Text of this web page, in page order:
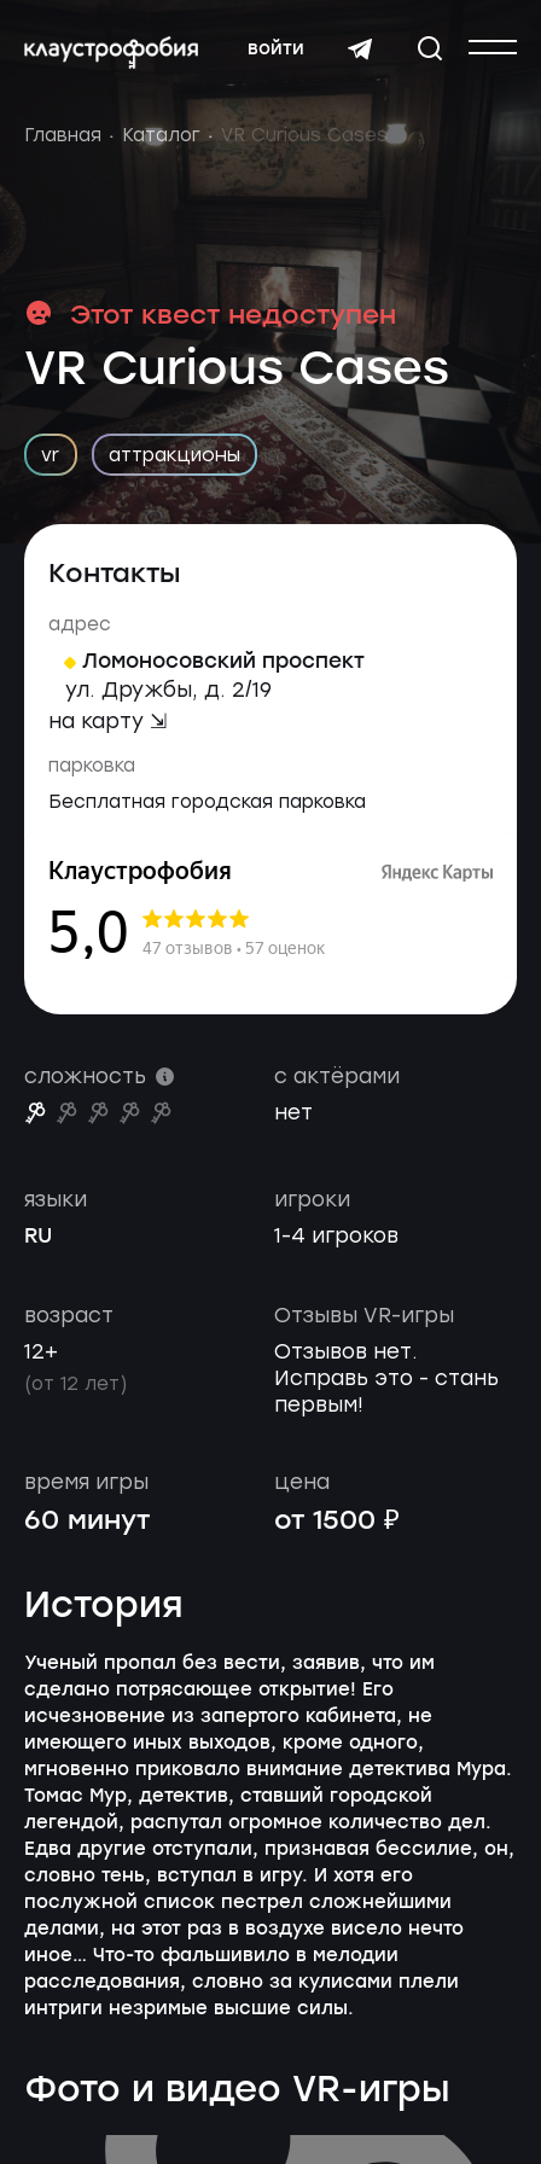
войти
Главная Каталог VR Curious Cases
Этот квест недоступен
VR Curious Cases
vr аттракционы
Контакты
адрес
Ломоносовский проспект
ул. Дружбы, д. 2/19
на карту ⇲
парковка
Бесплатная городская парковка
сложность
с актёрами
нет
игроки
1-4 игроков
языки
RU
возраст
12+
(от 12 лет)
Отзывы VR-игры
Отзывов нет.
Исправь это - стань
первым!
время игры
60 минут
цена
от 1500 ₽
История
Ученый пропал без вести, заявив, что им
сделано потрясающее открытие! Его
исчезновение из запертого кабинета, не
имеющего иных выходов, кроме одного,
мгновенно приковало внимание детектива Мура.
Томас Мур, детектив, ставший городской
легендой, распутал огромное количество дел.
Едва другие отступали, признавая бессилие, он,
словно тень, вступал в игру. И хотя его
послужной список пестрел сложнейшими
делами, на этот раз в воздухе висело нечто
иное… Что-то фальшивило в мелодии
расследования, словно за кулисами плели
интриги незримые высшие силы.
Фото и видео VR-игры